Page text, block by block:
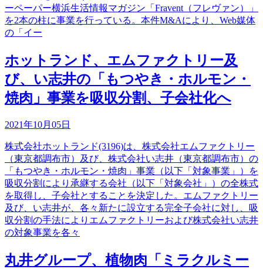
ーペーパー横浜生活情報マガジン「Fravent（フレヴァン）」
を2本の柱に事業を行っている。本件M&Aにより、Web媒体
の「イー
ホットランド、エムファクトリー及
び、い志井の「もつやき・ホルモン・
焼肉」事業を吸収分割、子会社化へ
2021年10月05日
株式会社ホットランド(3196)は、株式会社エムファクトリー
（東京都調布市）及び、株式会社い志井（東京都調布市）の
「もつやき・ホルモン・焼肉」事業（以下「対象事業」）を
吸収分割により承継する会社（以下「対象会社」）の全株式
を取得し、子会社とすることを決定した。エムファクトリー
及び、い志井が、各々新たに設立する完全子会社に対し、吸
収分割の手法によりエムファクトリーおよび株式会社い志井
の対象事業を各々
丸井グループ、植物肉「ミラクルミー